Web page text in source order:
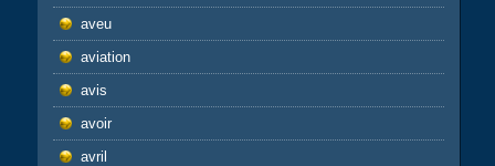
aveu
aviation
avis
avoir
avril